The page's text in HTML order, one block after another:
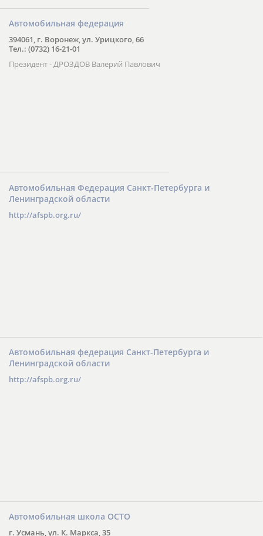
Автомобильная федерация
394061, г. Воронеж, ул. Урицкого, 66
Тел.: (0732) 16-21-01
Президент - ДРОЗДОВ Валерий Павлович
Автомобильная Федерация Санкт-Петербурга и
Ленинградской области
http://afspb.org.ru/
Автомобильная федерация Санкт-Петербурга и
Ленинградской области
http://afspb.org.ru/
Автомобильная школа ОСТО
г. Усмань, ул. К. Маркса, 35